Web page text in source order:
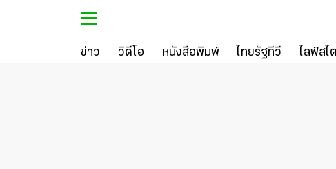
ข่าว วิดีโอ หนังสือพิมพ์ ไทยรัฐทีวี ไลฟ์สไ